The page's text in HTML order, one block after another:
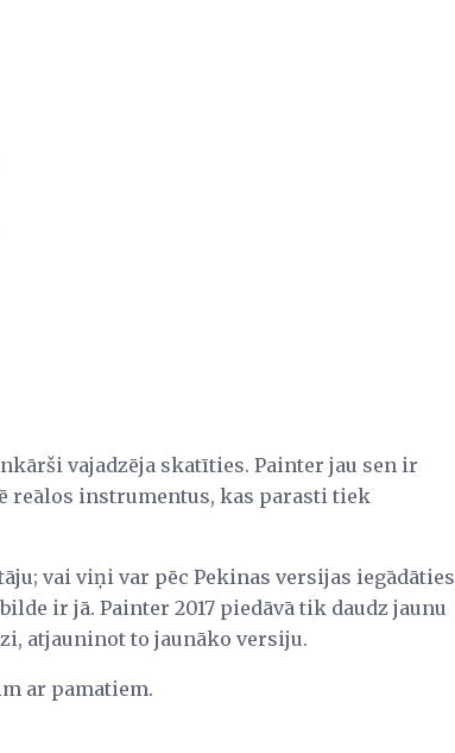
vajadzēja skatīties. Painter jau sen ir
instrumentus, kas parasti tiek
vai viņi var pēc Pekinas versijas iegādāties
ir jā. Painter 2017 piedāvā tik daudz jaunu
atjauninot to jaunāko versiju.
ar pamatiem.